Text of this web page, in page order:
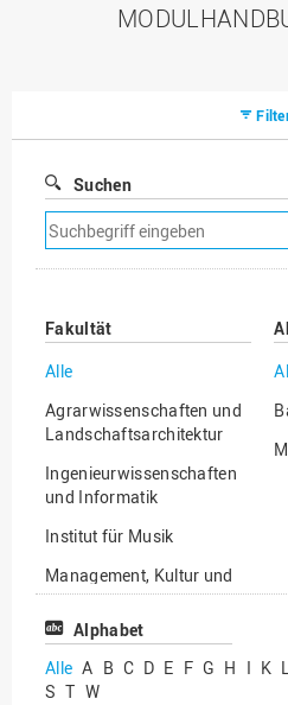
Suchen
Suchfilter
entfernen
Fakultät
Alle
Agrarwissenschaften und
Landschaftsarchitektur
Ingenieurwissenschaften
und Informatik
Institut für Musik
Management, Kultur und
Technik
Wirtschafts- und
Sozialwissenschaften
Alphabet
Alle A B C D E F G H I K
S T W